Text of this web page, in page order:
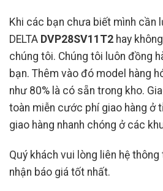
Khi các bạn chưa biết mình cần
DELTA DVP28SV11T2 hay
chúng tôi. Chúng tôi luôn đồng
bạn. Thêm vào đó model hàng
như 80% là có sẵn trong kho.
toàn miễn cước phí giao hàng ở
giao hàng nhanh chóng ở các
Quý khách vui lòng liên hệ
nhận báo giá tốt nhất.